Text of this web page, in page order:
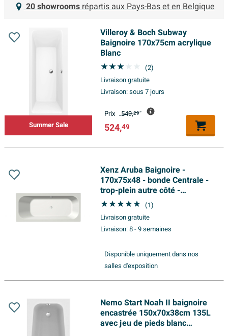
Summer Sale
Villeroy & Boch Subway
Baignoire 170x75cm acrylique
Blanc
(2)
Livraison gratuite
Livraison:sous 7 jours
Prix 549,29
524,49
Xenz Aruba Baignoire -
170x75x48 - bonde Centrale -
trop-plein autre côté -
acrylique - blanc mat
(1)
Livraison gratuite
Livraison:8 - 9 semaines
Disponible uniquement dans nos
salles d'exposition
Nemo Start Noah II baignoire
encastrée 150x70x38cm 135L
avec jeu de pieds blanc
20 showroomsrépartis aux Pays-Bas et en Belgique